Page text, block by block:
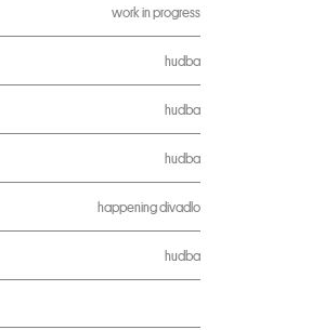
work in progress
hudba
hudba
hudba
happeningdivadlo
hudba